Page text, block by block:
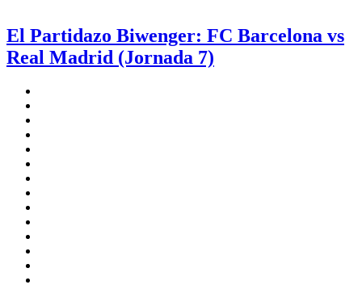
El Partidazo Biwenger: FC Barcelona vs
Real Madrid (Jornada 7)